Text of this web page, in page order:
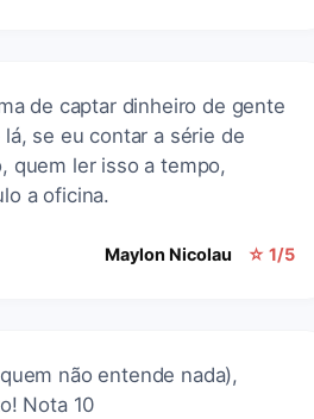
de captar dinheiro de gente
se eu contar a série de
quem ler isso a tempo,
a oficina.
Maylon Nicolau ☆ 1/5
não entende nada),
Nota 10